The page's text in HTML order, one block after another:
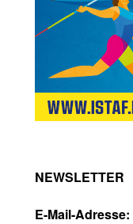
NEWSLETTER
E-Mail-Adresse: